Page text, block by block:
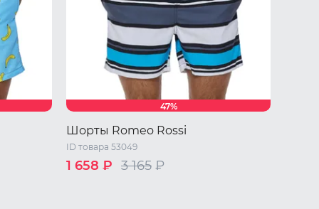
47%
Шорты Romeo Rossi
ID товара 53049
1 658 ₽ 3 165 ₽